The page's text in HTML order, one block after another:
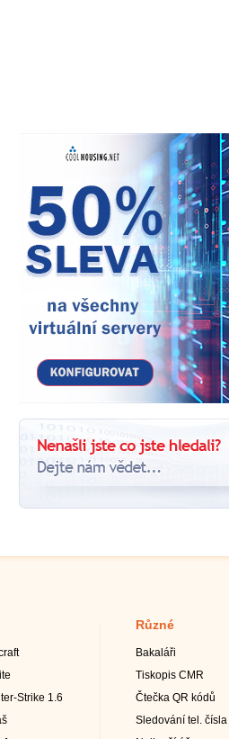
Strike 1.6
Různé
Bakaláři
Tiskopis CMR
Čtečka QR kódů
Sledování tel. čísla